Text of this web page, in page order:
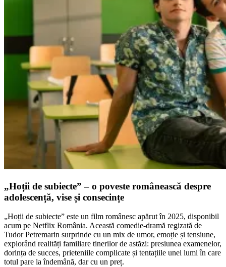
„Hoții de subiecte” – o poveste românească despre
adolescență, vise și consecințe
„Hoții de subiecte” este un film românesc apărut în 2025, disponibil
acum pe Netflix România. Această comedie-dramă regizată de
Tudor Petremarin surprinde cu un mix de umor, emoție și tensiune,
explorând realități familiare tinerilor de astăzi: presiunea examenelor,
dorința de succes, prieteniile complicate și tentațiile unei lumi în care
totul pare la îndemână, dar cu un preț.